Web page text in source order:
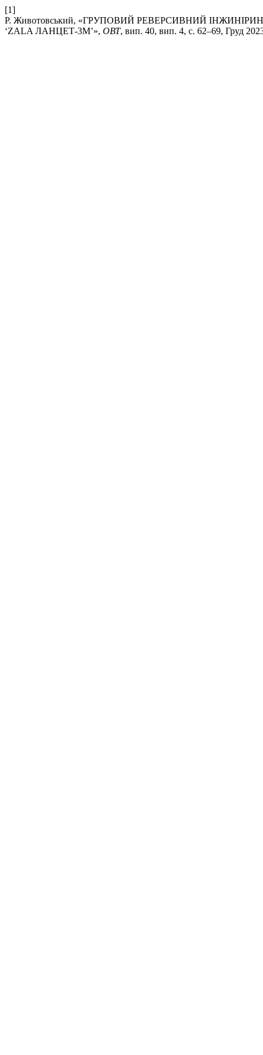
[1]
Р. Животовський, «ГРУПОВИЙ РЕВЕРСИВНИЙ
‘ZALA ЛАНЦЕТ-3М’», ОВТ, вип. 40, вип. 4, с. 62–69, Груд